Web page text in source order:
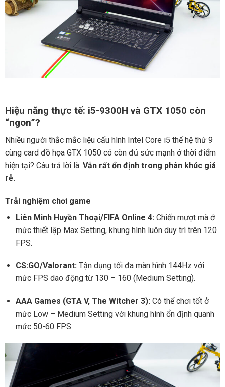
Hiệu năng thực tế: i5-9300H và GTX 1050 còn
“ngon”?
Nhiều người thắc mắc liệu cấu hình Intel Core i5 thế hệ thứ 9
cùng card đồ họa GTX 1050 có còn đủ sức mạnh ở thời điểm
hiện tại? Câu trả lời là: Vẫn rất ổn định trong phân khúc giá
rẻ.
Trải nghiệm chơi game
Liên Minh Huyền Thoại/FIFA Online 4: Chiến mượt mà ở
mức thiết lập Max Setting, khung hình luôn duy trì trên 120
FPS.
CS:GO/Valorant:Tận dụng tối đa màn hình 144Hz với
mức FPS dao động từ 130 – 160 (Medium Setting).
AAA Games (GTA V, The Witcher 3):Có thể chơi tốt ở
mức Low – Medium Setting với khung hình ổn định quanh
mức 50-60 FPS.